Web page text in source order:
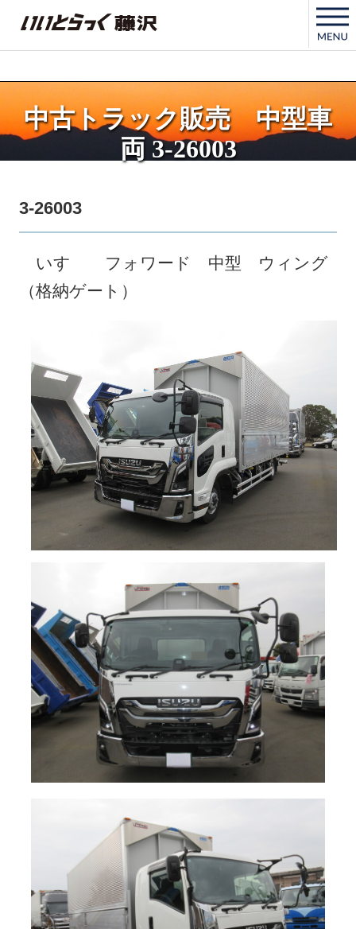
いいとらっく藤沢
中古トラック販売 中型車
両 3-26003
3-26003
いすゞ フォワード 中型 ウィング
（格納ゲート）